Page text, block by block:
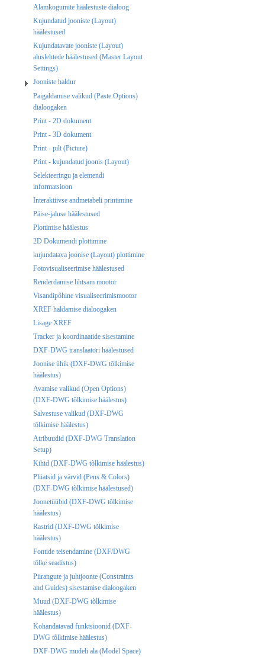
Alamkogumite häälestuste dialoog
Kujundatud jooniste (Layout)
häälestused
Kujundatavate jooniste (Layout)
aluslehtede häälestused (Master Layout
Settings)
Jooniste haldur
Paigaldamise valikud (Paste Options)
dialoogaken
Print - 2D dokument
Print - 3D dokument
Print - pilt (Picture)
Print - kujundatud joonis (Layout)
Selekteeringu ja elemendi
informatsioon
Interaktiivse andmetabeli printimine
Päise-jaluse häälestused
Plottimise häälestus
2D Dokumendi plottimine
kujundatava joonise (Layout) plottimine
Fotovisualiseerimise häälestused
Renderdamise lihtsam mootor
Visandipõhine visualiseerimismootor
XREF haldamise dialoogaken
Lisage XREF
Tracker ja koordinaatide sisestamine
DXF-DWG translaatori häälestused
Joonise ühik (DXF-DWG tõlkimise
häälestus)
Avamise valikud (Open Options)
(DXF-DWG tõlkimise häälestus)
Salvestuse valikud (DXF-DWG
tõlkimise häälestus)
Atribuudid (DXF-DWG Translation
Setup)
Kihid (DXF-DWG tõlkimise häälestus)
Pliiatsid ja värvid (Pens & Colors)
(DXF-DWG tõlkimise häälestused)
Joonetüübid (DXF-DWG tõlkimise
häälestus)
Rastrid (DXF-DWG tõlkimise
häälestus)
Fontide teisendamine (DXF/DWG
tõlke seadistus)
Piirangute ja juhtjoonte (Constraints
and Guides) sisestamise dialoogaken
Muud (DXF-DWG tõlkimise
häälestus)
Kohandatavad funktsioonid (DXF-
DWG tõlkimise häälestus)
DXF-DWG mudeli ala (Model Space)